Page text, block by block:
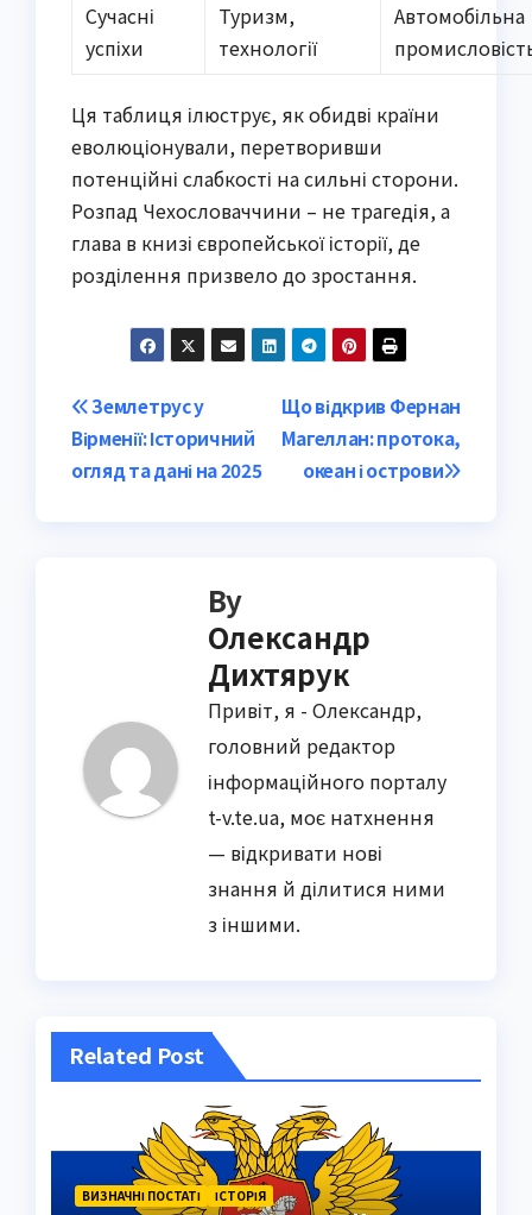
Сучасні
успіхи
Туризм,
технології
Автомобільна
Ця таблиця ілюструє, як обидві країни
еволюціонували, перетворивши
потенційні слабкості на сильні сторони.
Розпад Чехословаччини – не трагедія, а
глава в книзі європейської історії, де
розділення призвело до зростання.
Post
navigation
Що відкрив Фернан
Магеллан: протока,
океан і острови
Землетрус у
Вірменії: Історичний
огляд та дані на 2025
By
Олександр
Дихтярук
Привіт, я - Олександр,
головний редактор
інформаційного порталу
t-v.te.ua, моє натхнення
— відкривати нові
знання й ділитися ними
з іншими.
Related Post
ВИЗНАЧНІ ПОСТАТІ ІСТОРІЯ